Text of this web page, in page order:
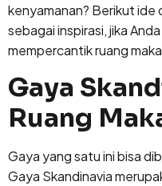
kenyamanan? Berikut ide
sebagai inspirasi, jika
mempercantik ruang
Gaya
Ruang
Gaya yang satu ini bisa
Gaya Skandinavia